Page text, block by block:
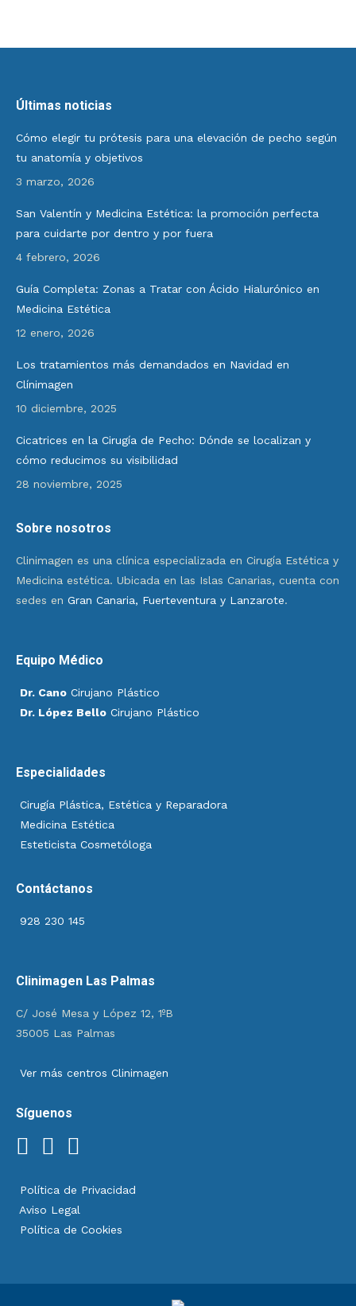
Últimas noticias
Cómo elegir tu prótesis para una elevación de pecho según
tu anatomía y objetivos
3 marzo, 2026
San Valentín y Medicina Estética: la promoción perfecta
para cuidarte por dentro y por fuera
4 febrero, 2026
Guía Completa: Zonas a Tratar con Ácido Hialurónico en
Medicina Estética
12 enero, 2026
Los tratamientos más demandados en Navidad en
Clínimagen
10 diciembre, 2025
Cicatrices en la Cirugía de Pecho: Dónde se localizan y
cómo reducimos su visibilidad
28 noviembre, 2025
Sobre nosotros
Clinimagen es una clínica especializada en Cirugía Estética y
Medicina estética. Ubicada en las Islas Canarias, cuenta con
sedes en Gran Canaria, Fuerteventura y Lanzarote.
Equipo Médico
Dr. Cano Cirujano Plástico
Dr. López Bello Cirujano Plástico
Especialidades
Cirugía Plástica, Estética y Reparadora
Medicina Estética
Esteticista Cosmetóloga
Contáctanos
928 230 145
Clinimagen Las Palmas
C/ José Mesa y López 12, 1ºB
35005 Las Palmas
Ver más centros Clinimagen
Síguenos
Política de Privacidad
Aviso Legal
Política de Cookies